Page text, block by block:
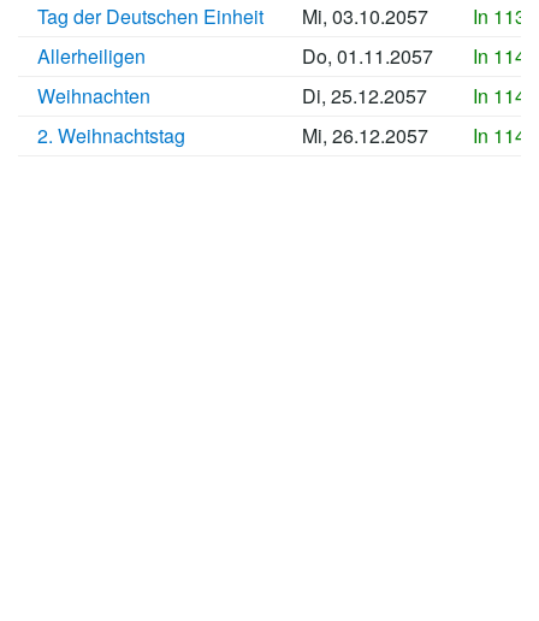
Tag der Deutschen Einheit
Mi, 03.10.2057
In
Allerheiligen
Do, 01.11.2057
In
Weihnachten
Di, 25.12.2057
In
2. Weihnachtstag
Mi, 26.12.2057 In